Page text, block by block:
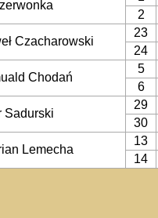
2
Czacharowski
23
24
Chodań
5
6
Sadurski
29
30
Lemecha
13
14